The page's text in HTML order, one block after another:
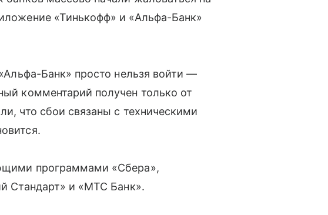
«Тинькофф» и «Альфа-Банк»
Банк» просто нельзя войти —
комментарий получен только от
что сбои связаны с техническими
программами «Сбера»,
Стандарт» и «МТС Банк».